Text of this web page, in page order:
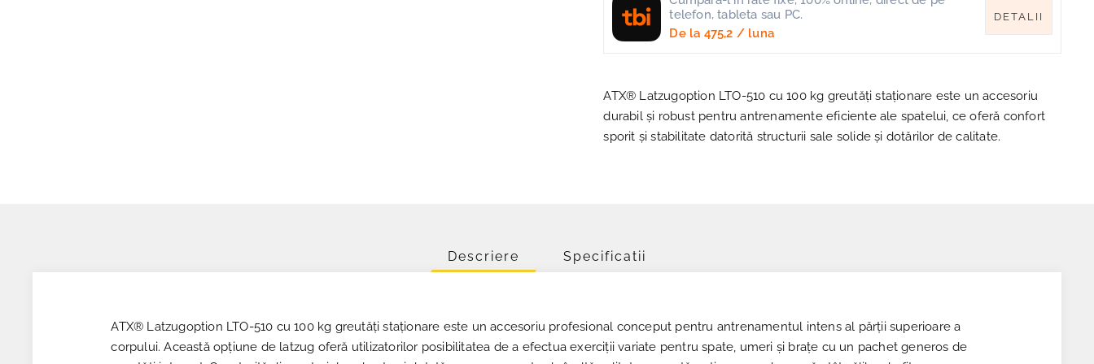
telefon, tableta sau PC.
De la 475,2 / luna
DETALII
ATX® Latzugoption LTO-510 cu 100 kg greutăți staționare este un accesoriu
durabil și robust pentru antrenamente eficiente ale spatelui, ce oferă confort
sporit și stabilitate datorită structurii sale solide și dotărilor de calitate.
Descriere Specificatii
ATX® Latzugoption LTO-510 cu 100 kg greutăți staționare este un accesoriu profesional conceput pentru antrenamentul intens al părții superioare a
corpului. Această opțiune de latzug oferă utilizatorilor posibilitatea de a efectua exerciții variate pentru spate, umeri și brațe cu un pachet generos de